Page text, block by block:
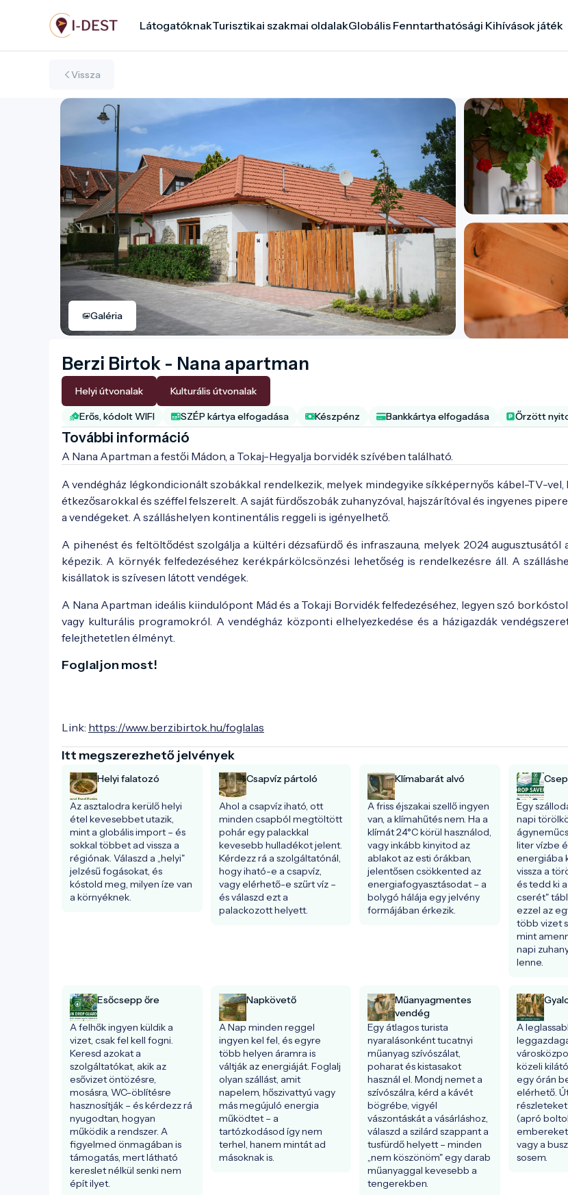
tartalomra
LátogatóknakTurisztikai szakmai oldalakGlobális Fenntarthatósági Kihívások játék
Vissza
Galéria
Berzi Birtok - Nana apartman
Helyi útvonalak Kulturális útvonalak
Erős, kódolt WIFI SZÉP kártya elfogadása Készpénz Bankkártya elfogadása Őrzött
További információ
A Nana Apartman a festői Mádon, a Tokaj-Hegyalja borvidék szívében található.
A vendégház légkondicionált szobákkal rendelkezik, melyek mindegyike síkképernyős kábel-TV-vel,
étkezősarokkal és széffel felszerelt. A saját fürdőszobák zuhanyzóval, hajszárítóval és ingyenes
a vendégeket. A szálláshelyen kontinentális reggeli is igényelhető.
A pihenést és feltöltődést szolgálja a kültéri dézsafürdő és infraszauna, melyek 2024 augusztusától
képezik. A környék felfedezéséhez kerékpárkölcsönzési lehetőség is rendelkezésre áll. A
kisállatok is szívesen látott vendégek.
A Nana Apartman ideális kiindulópont Mád és a Tokaji Borvidék felfedezéséhez, legyen szó
vagy kulturális programokról. A vendégház központi elhelyezkedése és a házigazdák
felejthetetlen élményt.
Foglaljon most!
Link: https://www.berzibirtok.hu/foglalas
Itt megszerezhető jelvények
Helyi falatozó
Az asztalodra kerülő helyi
étel kevesebbet utazik,
mint a globális import – és
sokkal többet ad vissza a
régiónak. Válaszd a „helyi"
jelzésű fogásokat, és
kóstold meg, milyen íze van
a környéknek.
Csapvíz pártoló
Ahol a csapvíz iható, ott
minden csapból megtöltött
pohár egy palackkal
kevesebb hulladékot jelent.
Kérdezz rá a szolgáltatónál,
hogy iható-e a csapvíz,
vagy elérhető-e szűrt víz –
és válaszd ezt a
palackozott helyett.
Klímabarát alvó
A friss éjszakai szellő ingyen
van, a klímahűtés nem. Ha a
klímát 24°C körül használod,
vagy inkább kinyitod az
ablakot az esti órákban,
jelentősen csökkented az
energiafogyasztásodat – a
bolygó hálája egy jelvény
formájában érkezik.
Egy
napi
liter vízbe
energiába
vissza a
és tedd ki
cserét"
ezzel az
több vizet
mint
napi
lenne.
Esőcsepp őre
A felhők ingyen küldik a
vizet, csak fel kell fogni.
Keresd azokat a
szolgáltatókat, akik az
esővizet öntözésre,
mosásra, WC-öblítésre
hasznosítják – és kérdezz rá
nyugodtan, hogyan
működik a rendszer. A
figyelmed önmagában is
támogatás, mert látható
kereslet nélkül senki nem
épít ilyet.
Napkövető
A Nap minden reggel
ingyen kel fel, és egyre
több helyen áramra is
váltják az energiáját. Foglalj
olyan szállást, amit
napelem, hőszivattyú vagy
más megújuló energia
működtet – a
tartózkodásod így nem
terhel, hanem mintát ad
másoknak is.
Műanyagmentes
vendég
Egy átlagos turista
nyaralásonként tucatnyi
műanyag szívószálat,
poharat és kistasakot
használ el. Mondj nemet a
szívószálra, kérd a kávét
bögrébe, vigyél
vászontáskát a vásárláshoz,
válaszd a szilárd szappant a
tusfürdő helyett – minden
„nem köszönöm" egy darab
műanyaggal kevesebb a
tengerekben.
A
közeli
egy órán
elérhető.
(apró
vagy a
sosem.